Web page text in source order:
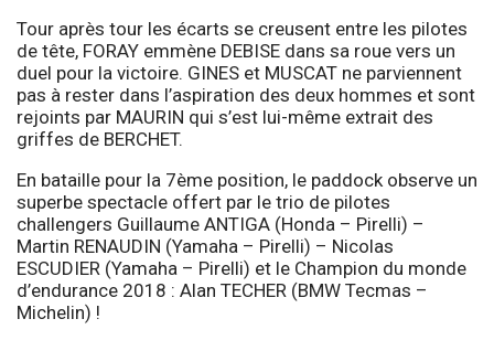
Tour après tour les écarts se creusent entre les pilotes
de tête, FORAY emmène DEBISE dans sa roue vers un
duel pour la victoire. GINES et MUSCAT ne parviennent
pas à rester dans l’aspiration des deux hommes et sont
rejoints par MAURIN qui s’est lui-même extrait des
griffes de BERCHET.
En bataille pour la 7ème position, le paddock observe un
superbe spectacle offert par le trio de pilotes
challengers Guillaume ANTIGA (Honda – Pirelli) –
Martin RENAUDIN (Yamaha – Pirelli) – Nicolas
ESCUDIER (Yamaha – Pirelli) et le Champion du monde
d’endurance 2018 : Alan TECHER (BMW Tecmas –
Michelin) !